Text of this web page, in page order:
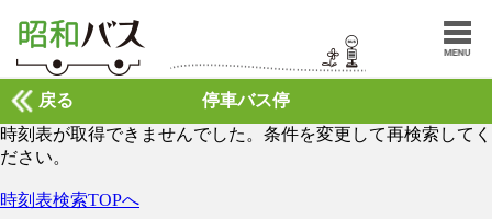
停車バス停
戻る
時刻表が取得できませんでした。条件を変更して再検索してく
ださい。
時刻表検索TOPへ